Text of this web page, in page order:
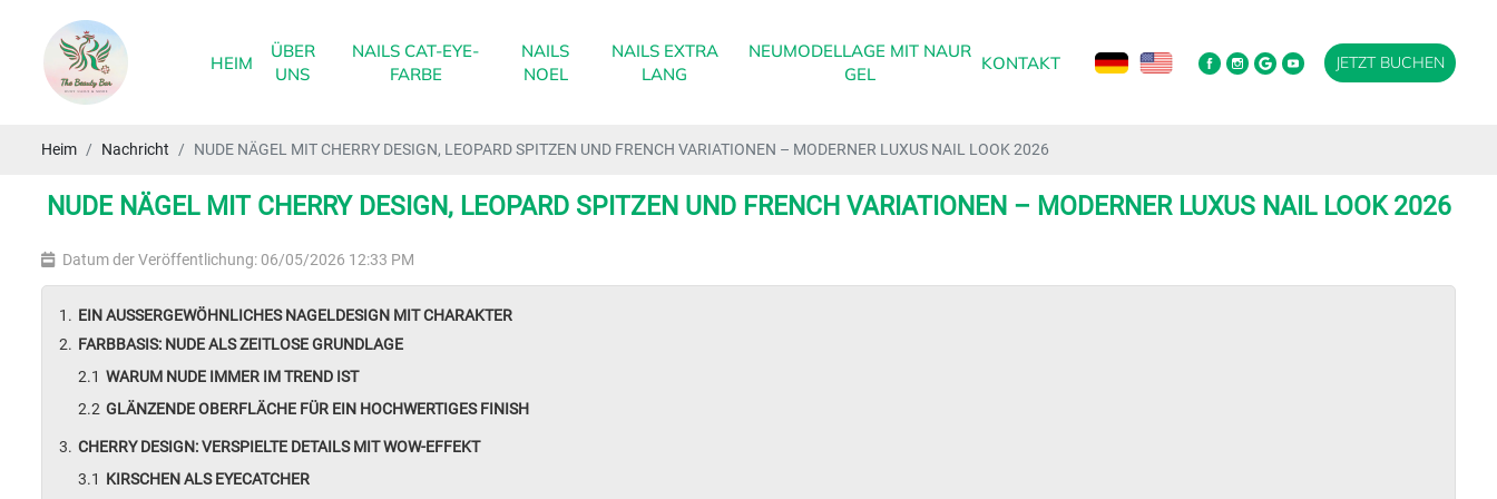
HEIM
ÜBER
UNS
NAILS CAT-EYE-
FARBE
NAILS
NOEL
NAILS EXTRA
LANG
NEUMODELLAGE MIT NAUR
GEL
KONTAKT JETZT BUCHEN
Heim Nachricht NUDE NÄGEL MIT CHERRY DESIGN, LEOPARD SPITZEN UND FRENCH VARIATIONEN – MODERNER LUXUS NAIL LOOK 2026
NUDE NÄGEL MIT CHERRY DESIGN, LEOPARD SPITZEN UND FRENCH VARIATIONEN – MODERNER LUXUS NAIL LOOK 2026
Datum der Veröffentlichung: 06/05/2026 12:33 PM
EIN AUSSERGEWÖHNLICHES NAGELDESIGN MIT CHARAKTER
FARBBASIS: NUDE ALS ZEITLOSE GRUNDLAGE
WARUM NUDE IMMER IM TREND IST
GLÄNZENDE OBERFLÄCHE FÜR EIN HOCHWERTIGES FINISH
CHERRY DESIGN: VERSPIELTE DETAILS MIT WOW-EFFEKT
KIRSCHEN ALS EYECATCHER